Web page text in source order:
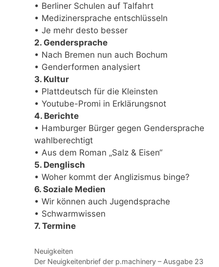
• Berliner Schulen auf Talfahrt
• Medizinersprache entschlüsseln
• Je mehr desto besser
2. Gendersprache
• Nach Bremen nun auch Bochum
• Genderformen analysiert
3. Kultur
• Plattdeutsch für die Kleinsten
• Youtube-Promi in Erklärungsnot
4. Berichte
• Hamburger Bürger gegen Gendersprache
wahlberechtigt
• Aus dem Roman „Salz & Eisen“
5. Denglisch
• Woher kommt der Anglizismus binge?
6. Soziale Medien
• Wir können auch Jugendsprache
• Schwarmwissen
7. Termine
Kategorien
Neuigkeiten
Der Neuigkeitenbrief der p.machinery – Ausgabe 23